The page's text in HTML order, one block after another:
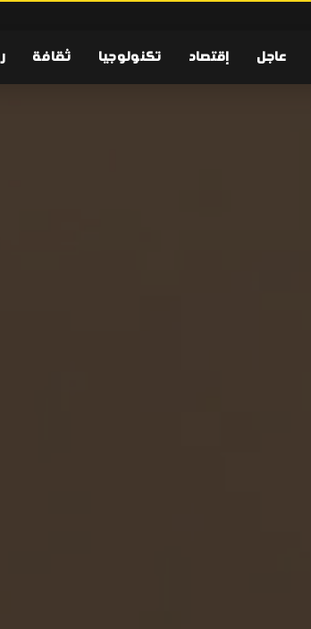
عاجل إقتصاد تكنولوجيا ثقافة